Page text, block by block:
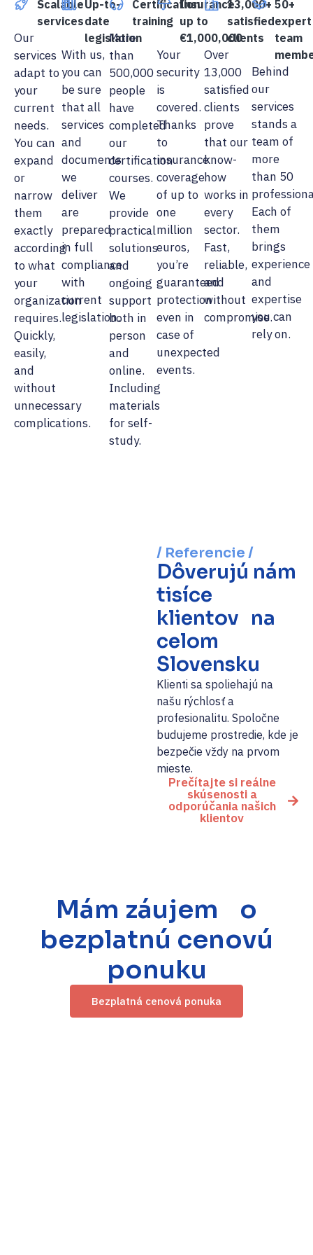
Scalable
services
Our
services
adapt to
your
current
needs.
You can
expand
or
narrow
them
exactly
according
to what
your
organization
requires.
Quickly,
easily,
and
without
unnecessary
complications.
Up-to-
date
legislation
With us,
you can
be sure
that all
services
and
documents
we
deliver
are
prepared
in full
compliance
with
current
legislation.
Certification
training
More
than
500,000
people
have
completed
our
certification
courses.
We
provide
practical
solutions
and
ongoing
support
both in
person
and
online.
Including
materials
for self-
study.
Insurance
up to
€1,000,000
Your
security
is
covered.
Thanks
to
insurance
coverage
of up to
one
million
euros,
you’re
guaranteed
protection
even in
case of
unexpected
events.
13,000+
satisfied
clients
Over
13,000
satisfied
clients
prove
that our
know-
how
works in
every
sector.
Fast,
reliable,
and
without
compromise.
50+
expert
team
Behind
our
services
stands a
team of
more
than 50
Each of
them
brings
experience
and
expertise
you can
rely on.
/ Referencie /
Dôverujú nám
tisíce
klientov na
celom
Slovensku
Klienti sa spoliehajú na
našu rýchlosť a
profesionalitu. Spoločne
budujeme prostredie, kde je
bezpečie vždy na prvom
mieste.
Prečítajte si reálne
skúsenosti a
odporúčania našich
klientov
Mám záujem o
bezplatnú cenovú
ponuku
Bezplatná cenová ponuka